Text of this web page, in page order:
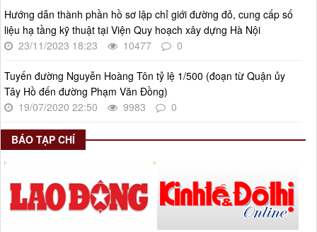
lượt xem: 627 | lượt tải:268
Số 27/UBND-ĐT
19/11/2024 của Hội đồng nhân dân Thành phố.
Thời gian đăng: 08/01/2025
lượt xem: 952 | lượt tải:404
Hướng dẫn thành phần hồ sơ lập chỉ giới đường đỏ, cung cấp số
liệu hạ tầng kỹ thuật tại Viện Quy hoạch xây dựng Hà Nội
23/11/2023 18:23
10477 0
Tuyến đường Nguyễn Hoàng Tôn tỷ lệ 1/500 (đoạn từ Quận ủy
Tây Hồ đến đường Phạm Văn Đồng)
19/07/2020 22:50
9983 0
BÁO TẠP CHÍ